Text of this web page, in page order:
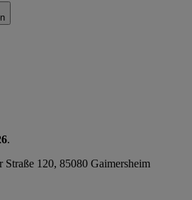
.
120, 85080 Gaimersheim